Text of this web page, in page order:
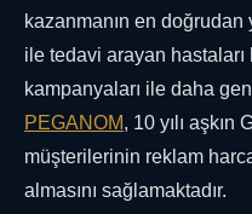
kazanmanın en
ile tedavi arayan
kampanyaları ile daha
PEGANOM, 10 yılı
müşterilerinin reklam
almasını sağlamaktadır.